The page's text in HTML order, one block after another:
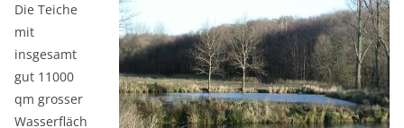
Die Teiche
mit
insgesamt
gut 11000
qm grosser
Wasserfläch